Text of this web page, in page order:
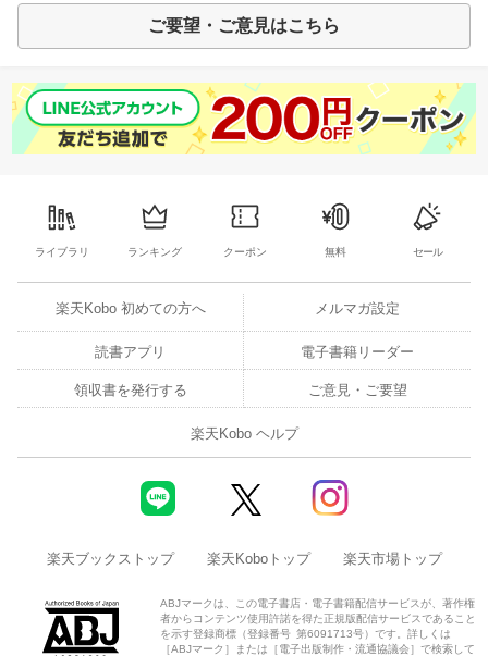
ご要望・ご意見はこちら
ライブラリ ランキング クーポン 無料 セール
楽天Kobo 初めての方へ メルマガ設定
読書アプリ 電子書籍リーダー
領収書を発行する ご意見・ご要望
楽天Kobo ヘルプ
楽天ブックストップ 楽天Koboトップ 楽天市場トップ
ABJマークは、この電子書店・電子書籍配信サービスが、著作権
者からコンテンツ使用許諾を得た正規版配信サービスであること
を示す登録商標（登録番号 第6091713号）です。詳しくは
［ABJマーク］または［電子出版制作・流通協議会］で検索して